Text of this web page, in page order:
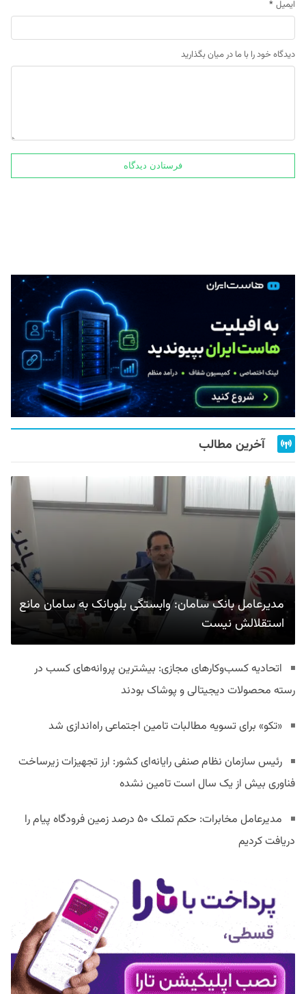
ایمیل *
دیدگاه خود را با ما در میان بگذارید
آخرین مطالب
مدیرعامل بانک سامان: وابستگی بلوبانک به سامان مانع
استقلالش نیست
اتحادیه کسب‌وکارهای مجازی: بیشترین پروانه‌های کسب در
رسته محصولات دیجیتالی و پوشاک بودند
«تکو» برای تسویه مطالبات تامین اجتماعی راه‌اندازی شد
رئیس سازمان نظام صنفی رایانه‌ای کشور: ارز تجهیزات زیرساخت
فناوری بیش از یک سال است تامین نشده
مدیرعامل مخابرات: حکم تملک ۵۰ درصد زمین فرودگاه پیام را
دریافت کردیم